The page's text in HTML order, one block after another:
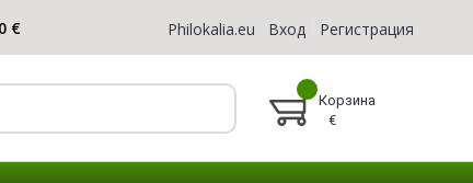
Philokalia.eu Вход Регистрация
Корзина
€